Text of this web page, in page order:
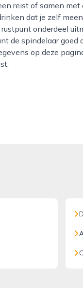
reist of samen
dat je zelf
onderdeel
de spindelaar
op deze